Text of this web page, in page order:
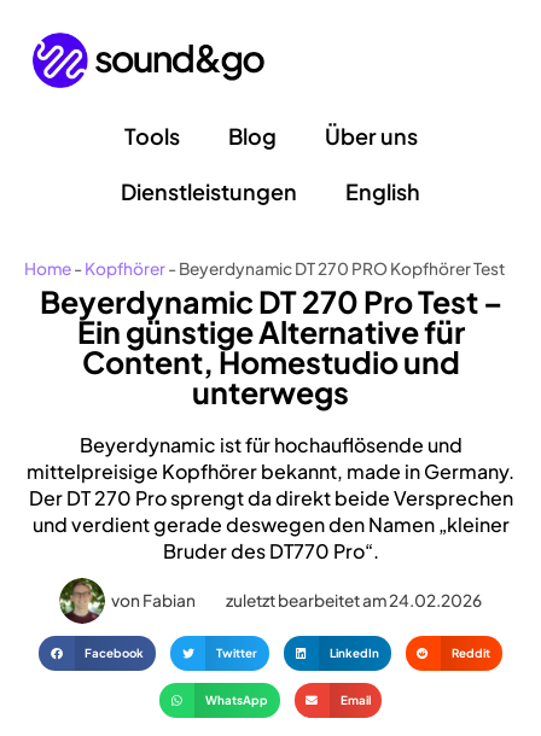
Inhalt
springen
Tools Blog
Über uns
Dienstleistungen
English
Home-Kopfhörer-Beyerdynamic DT 270 PRO Kopfhörer Test
Beyerdynamic DT 270 Pro Test –
Ein günstige Alternative für
Content, Homestudio und
unterwegs
Beyerdynamic ist für hochauflösende und
mittelpreisige Kopfhörer bekannt, made in Germany.
Der DT 270 Pro sprengt da direkt beide Versprechen
und verdient gerade deswegen den Namen „kleiner
Bruder des DT770 Pro“.
von Fabian zuletzt bearbeitet am 24.02.2026
Facebook Twitter LinkedIn Reddit
WhatsApp Email